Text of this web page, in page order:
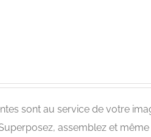
sont au service de votre
assemblez et